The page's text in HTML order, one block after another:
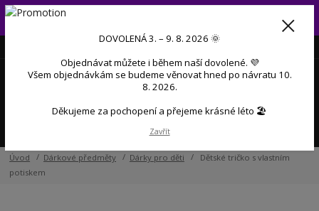
Od 3. do 9. 8. 2026 budeme mít dovolenou 💜 Objednávky přijaté
během dovolené začneme postupně zpracovávat po návratu 💜
Úvod Dárkové předměty Dárky pro děti
Dětské tričko s vlastním
potiskem
DOVOLENÁ 3. – 9. 8. 2026 🌞
Objednávat můžete i během naší dovolené. 💜
Všem objednávkám se budeme věnovat hned po návratu 10.
8. 2026.
Děkujeme za pochopení a přejeme krásné léto 🏖️
Zavřít